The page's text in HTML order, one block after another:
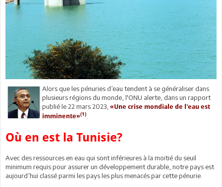
Alors que les pénuries d’eau tendent à se généraliser dans
plusieurs régions du monde, l'ONU alerte, dans un rapport
publié le 22 mars 2023, «Une crise mondiale de l'eau est
imminente»(1).
Où en est la Tunisie?
Avec des ressources en eau qui sont inférieures à la moitié du seuil
minimum requis pour assurer un développement durable, notre pays est
aujourd’hui classé parmi les pays les plus menacés par cette pénurie.